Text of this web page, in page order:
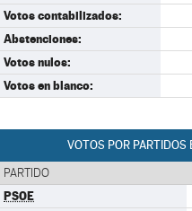
Votos contabilizados:
Abstenciones:
Votos nulos:
Votos en blanco:
VOTOS POR PARTIDOS
PARTIDO
PSOE